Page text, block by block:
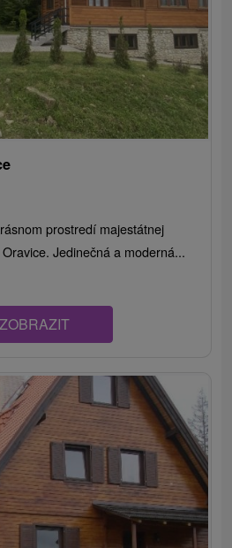
prostredí majestátnej
Jedinečná a moderná...
ZOBRAZIT